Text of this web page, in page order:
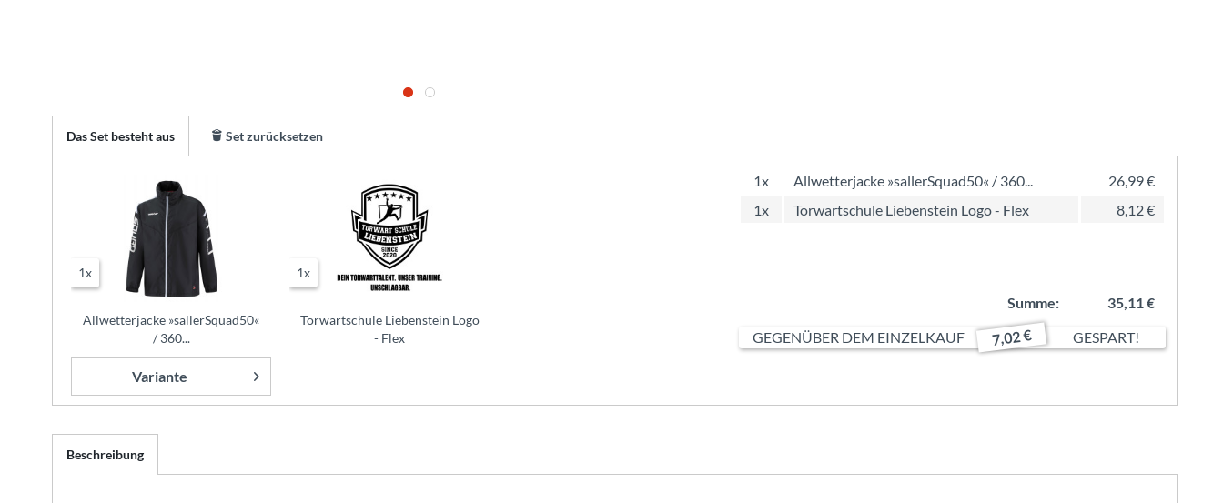
Das Set besteht aus Set zurücksetzen
1x
Allwetterjacke »sallerSquad50«
/ 360...
Variante
1x
Torwartschule Liebenstein Logo
- Flex
1x Allwetterjacke »sallerSquad50« / 360...
26,99 €
1x
Torwartschule Liebenstein Logo - Flex 8,12 €
Summe:
35,11 €
GEGENÜBER DEM EINZELKAUF
7,02 € GESPART!
Beschreibung